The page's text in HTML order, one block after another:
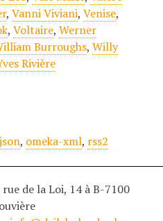
, Vanni Viviani, Venise,
, Voltaire, Werner
Burroughs, Willy
Rivière
json, omeka-xml, rss2
rue de la Loi, 14 à B-7100